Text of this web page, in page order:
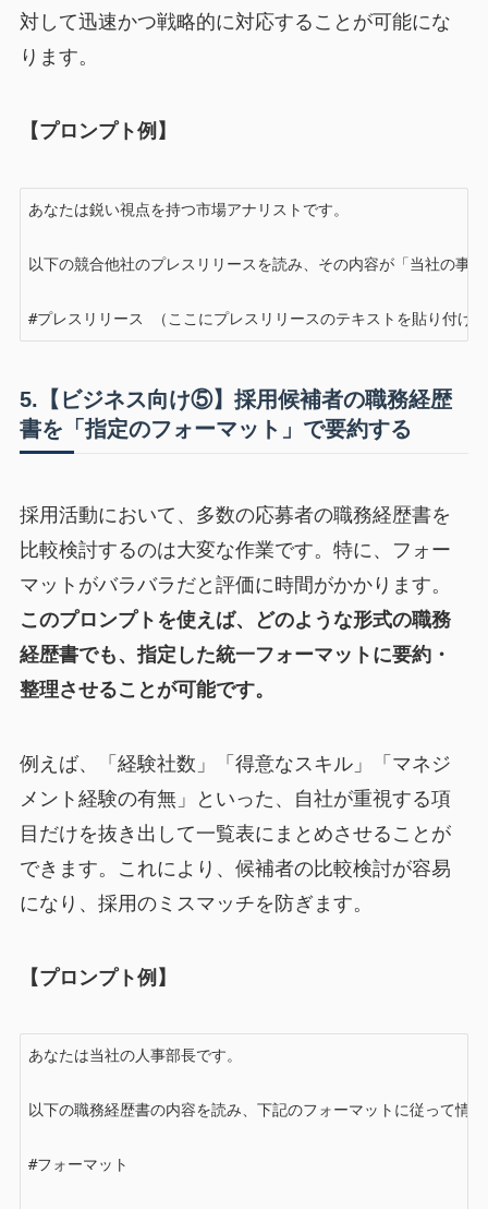
対して迅速かつ戦略的に対応することが可能にな
ります。
【プロンプト例】
あなたは鋭い視点を持つ市場アナリストです。
以下の競合他社のプレスリリースを読み、その内容が「当社の事
#プレスリリース （ここにプレスリリースのテキストを貼り付け
5.【ビジネス向け⑤】採用候補者の職務経歴
書を「指定のフォーマット」で要約する
採用活動において、多数の応募者の職務経歴書を
比較検討するのは大変な作業です。特に、フォー
マットがバラバラだと評価に時間がかかります。
このプロンプトを使えば、どのような形式の職務
経歴書でも、指定した統一フォーマットに要約・
整理させることが可能です。
例えば、「経験社数」「得意なスキル」「マネジ
メント経験の有無」といった、自社が重視する項
目だけを抜き出して一覧表にまとめさせることが
できます。これにより、候補者の比較検討が容易
になり、採用のミスマッチを防ぎます。
【プロンプト例】
あなたは当社の人事部長です。
以下の職務経歴書の内容を読み、下記のフォーマットに従って情
#フォーマット